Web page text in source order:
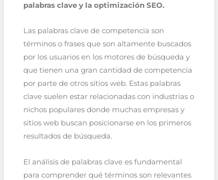
palabras clave y la optimización SEO.
Las palabras clave de competencia son
términos o frases que son altamente buscados
por los usuarios en los motores de búsqueda y
que tienen una gran cantidad de competencia
por parte de otros sitios web. Estas palabras
clave suelen estar relacionadas con industrias o
nichos populares donde muchas empresas y
sitios web buscan posicionarse en los primeros
resultados de búsqueda.
El análisis de palabras clave es fundamental
para comprender qué términos son relevantes